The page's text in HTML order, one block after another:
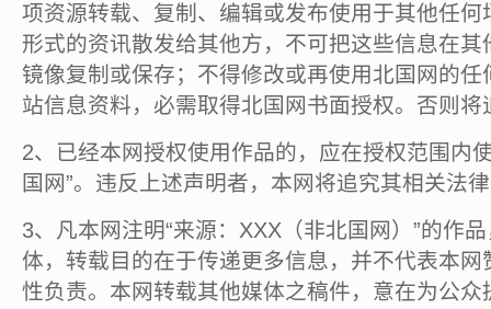
项资源转载、复制、编辑或发布使用于其他任
形式的资讯散发给其他方，不可把这些信息在
镜像复制或保存；不得修改或再使用北国网的
站信息资料，必需取得北国网书面授权。否则将
2、已经本网授权使用作品的，应在授权范围内
国网”。违反上述声明者，本网将追究其相关法
3、凡本网注明“来源：XXX（非北国网）”的作
体，转载目的在于传递更多信息，并不代表本
性负责。本网转载其他媒体之稿件，意在为公